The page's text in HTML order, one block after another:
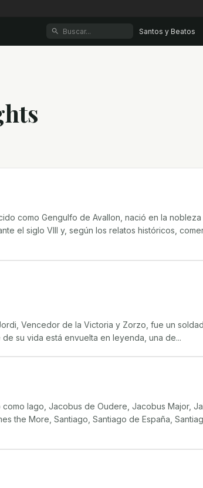
Santos y Beatos
como Gengulfo de Avallon, nació en la
el siglo VIII y, según los relatos históricos,
Vencedor de la Victoria y Zorzo, fue un
su vida está envuelta en leyenda, una de...
Iago, Jacobus de Oudere, Jacobus Major,
the More, Santiago, Santiago de España,